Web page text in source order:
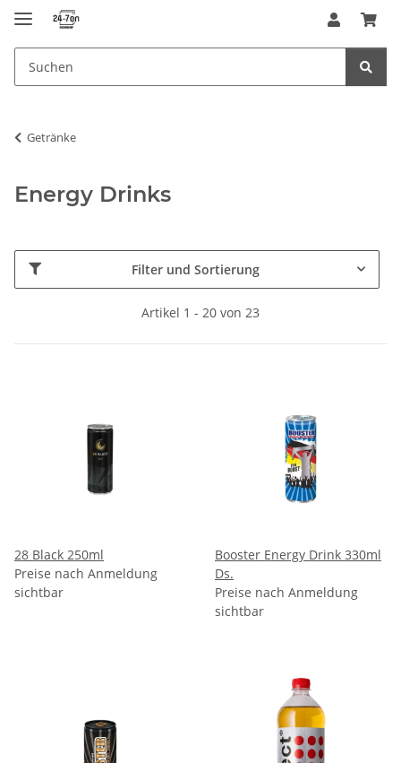
Getränke
Energy Drinks
Filter und Sortierung
Artikel 1 - 20 von 23
28 Black 250ml
Preise nach Anmeldung
sichtbar
Booster Energy Drink 330ml
Ds.
Preise nach Anmeldung
sichtbar